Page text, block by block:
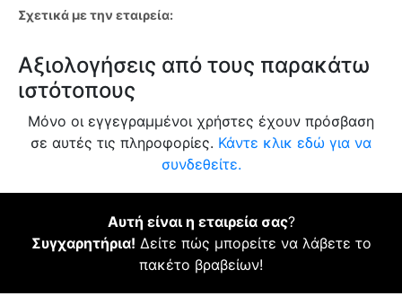
Σχετικά με την εταιρεία:
Αξιολογήσεις από τους παρακάτω
ιστότοπους
Μόνο οι εγγεγραμμένοι χρήστες έχουν πρόσβαση
σε αυτές τις πληροφορίες. Κάντε κλικ εδώ για να
συνδεθείτε.
Αυτή είναι η εταιρεία σας?
Συγχαρητήρια! Δείτε πώς μπορείτε να λάβετε το
πακέτο βραβείων!